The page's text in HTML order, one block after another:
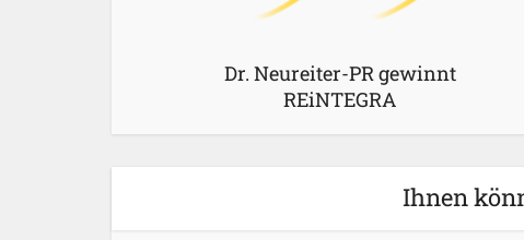
Dr. Neureiter-PR gewinnt
REiNTEGRA
Ihnen